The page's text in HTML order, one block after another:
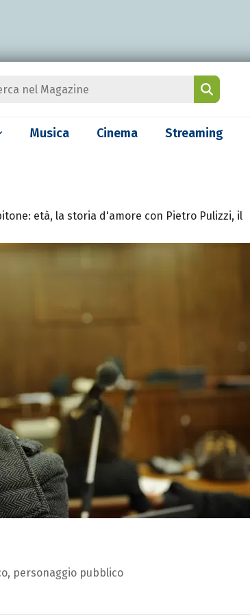
Musica Cinema Streaming
età, la storia d'amore con Pietro Pulizzi, il
personaggio pubblico